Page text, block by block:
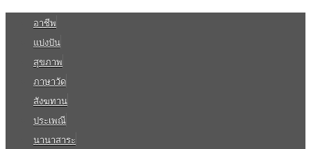
อาชีพ
แบ่งปัน
สุขภาพ
ภาษาวัด
สังฆทาน
ประเพณี
นานาสาระ